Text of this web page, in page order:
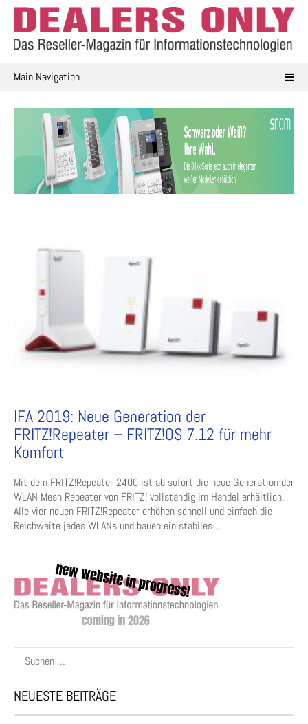
Skip
content
Main Navigation
IFA 2019: Neue Generation der
FRITZ!Repeater – FRITZ!OS 7.12 für mehr
Komfort
Mit dem FRITZ!Repeater 2400 ist ab sofort die neue Generation der
WLAN Mesh Repeater von FRITZ! vollständig im Handel erhältlich.
Alle vier neuen FRITZ!Repeater erhöhen schnell und einfach die
Reichweite jedes WLANs und bauen ein stabiles ...
Suchen
nach:
NEUESTE BEITRÄGE